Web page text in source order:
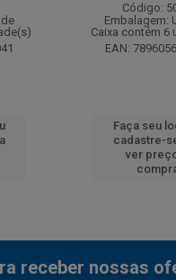
Código:
Embalagem:
Caixa contém 6
EAN:
Faça seu
cadastre-
ver
receber nossas